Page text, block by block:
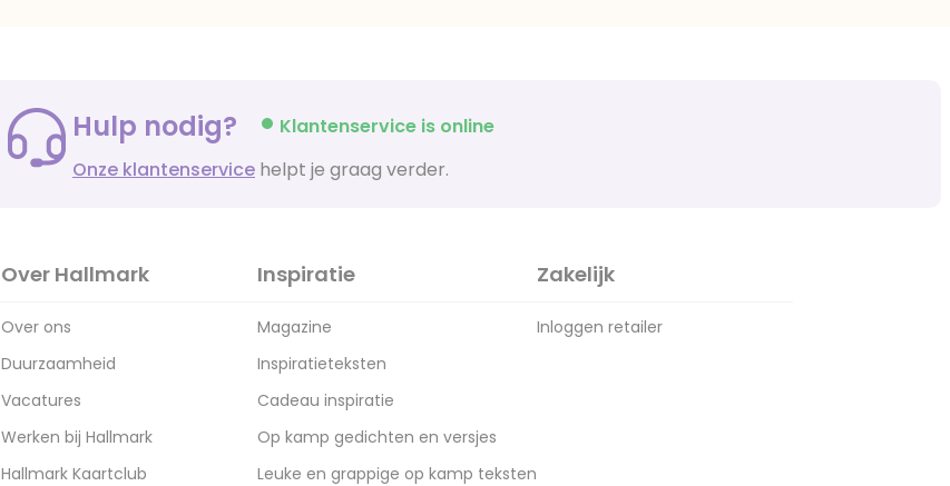
Hulp nodig?
Klantenservice is online
Onze klantenservice helpt je graag verder.
Over Hallmark
Over ons
Duurzaamheid
Vacatures
Werken bij Hallmark
Hallmark Kaartclub
Inspiratie
Magazine
Inspiratieteksten
Cadeau inspiratie
Op kamp gedichten en versjes
Leuke en grappige op kamp teksten
Zakelijk
Inloggen retailer